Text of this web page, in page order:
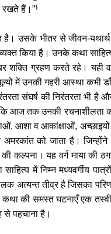
रखते हैं।”¹
उसके भीतर से जीवन-
किया है। उनके कथा
शक्ति ग्रहण करते रहे।
में उनकी गहरी आस्था कभी
संघर्ष की निरंतरता भी है
आज तक उनकी रचनाशीलता
व आकांक्षाओं, अच्छाइयों
को जाता है। जिन्होंने
कल्पना। यह वर्ग माया की
में निम्न मध्यवर्गीय
अत्यन्त तीव्र है जिसका
की समस्त घटनाएँ एक
से पहचाना है।